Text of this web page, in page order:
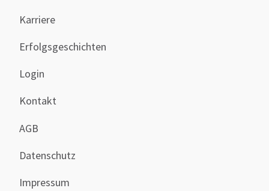
Karriere
Erfolgsgeschichten
Login
Kontakt
AGB
Datenschutz
Impressum